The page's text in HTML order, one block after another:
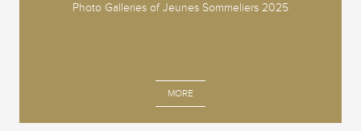
Photo Galleries of Jeunes Sommeliers 2025
MORE